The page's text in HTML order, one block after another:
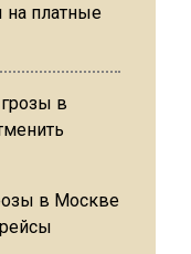
на платные
в Москве